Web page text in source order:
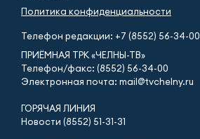
Политика конфиденциальности
Телефон редакции: +7 (8552) 56-34-00
ПРИЁМНАЯ ТРК «ЧЕЛНЫ-ТВ»
Телефон/факс: (8552) 56-34-00
Электронная почта: mail@tvchelny.ru
ГОРЯЧАЯ ЛИНИЯ
Новости (8552) 51-31-31